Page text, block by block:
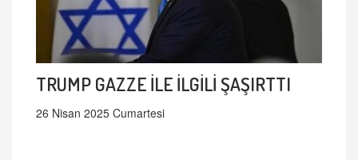
TRUMP GAZZE İLE İLGİLİ ŞAŞIRTTI
26 Nisan 2025 Cumartesi